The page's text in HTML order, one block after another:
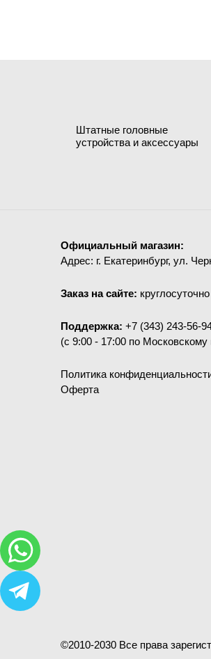
Штатные головные
устройства и аксессуары
Официальный магазин:
Адрес: г. Екатеринбург, ул.
Заказ на сайте: круглосуточно
Поддержка: +7 (343) 243-56-
(c 9:00 - 17:00 по Московскому
Политика
Оферта
©2010-2030 Все права